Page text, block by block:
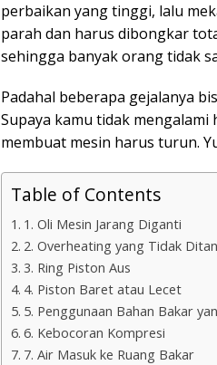
perbaikan yang tinggi, lalu
parah dan harus dibongkar
sehingga banyak orang tidak
Padahal beberapa gejalanya
Supaya kamu tidak
membuat mesin harus turun.
Table of Contents
1. Oli Mesin Jarang Diganti
2. Overheating yang Tidak
3. Ring Piston Aus
4. Piston Baret atau Lecet
5. Penggunaan Bahan Bakar
6. Kebocoran Kompresi
7. Air Masuk ke Ruang Bakar